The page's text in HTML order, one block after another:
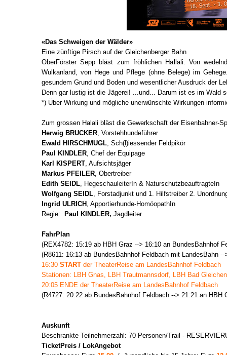
«Das Schweigen der Wälder»
Eine zünftige Pirsch auf der Gleichenberger Bahn
OberFörster Sepp bläst zum fröhlichen Hallali. Von
Wulkanland, von Hege und Pflege (ohne Belege) im
gesundem Grund und Boden und wesentlicher Ausdruck der
Denn gar lustig ist die Jägerei! ...und... Darum ist es im Wald
*) Über Wirkung und mögliche unerwünschte Wirkungen
Zum grossen Halali bläst die Gewerkschaft der Eisenbahner-
Herwig BRUCKER, Vorstehhundeführer
Ewald HIRSCHMUGL, Sch(l)iessender Feldpikör
Paul KINDLER, Chef der Equipage
Karl KISPERT, Aufsichtsjäger
Markus PFEILER, Obertreiber
Edith SEIDL, HegeschauleiterIn & NaturschutzbeauftragteIn
Wolfgang SEIDL, Forstadjunkt und 1. Hilfstreiber 2.
Ingrid ULRICH , Apportierhunde-HomöopathIn
Regie:
Paul KINDLER, Jagdleiter
FahrPlan
(REX4782: 15:19 ab HBH Graz --> 16:10 an BundesBahnhof
(R8611: 16:13 ab BundesBahnhof Feldbach mit LandesBahn
16:30 STARTder TheaterReise am LandesBahnhof Feldbach
Stationen: LBH Gnas, LBH Trautmannsdorf, LBH Bad
20:05 ENDE der TheaterReise am LandesBahnhof Feldbach
(R4727: 20:22 ab BundesBahnhof Feldbach --> 21:21 an HBH
Auskunft
Beschrankte Teilnehmerzahl: 70 Personen/Trail -
TicketPreis / LokAngebot